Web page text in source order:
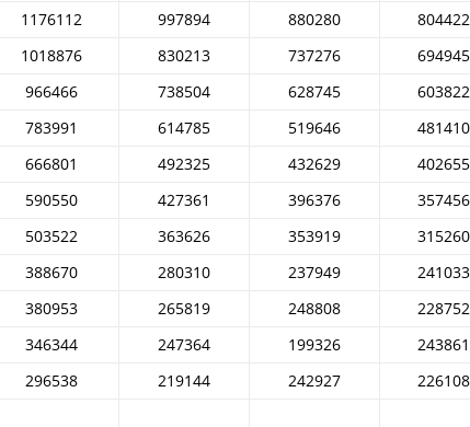
1176112 997894 880280 804422
1018876 830213 737276 694945
966466 738504 628745 603822
783991 614785 519646 481410
666801 492325 432629 402655
590550 427361 396376 357456
503522 363626 353919 315260
388670 280310 237949 241033
380953 265819 248808 228752
346344 247364 199326 243861
296538 219144 242927 226108